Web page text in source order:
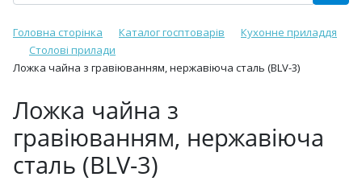
Головна сторінка Каталог госптоварів
Кухонне приладдя
Столові прилади
Ложка чайна з гравіюванням, нержавіюча сталь (BLV-3)
Ложка чайна з
гравіюванням, нержавіюча
сталь (BLV-3)